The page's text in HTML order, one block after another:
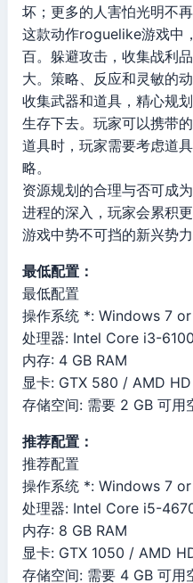
坏；更多的人害怕光明不再
这款动作roguelike游戏中
百。躲避攻击，收集战利
大。策略、反应和灵敏的
收集武器和道具，精心规
生存下去。玩家可以携带
道具时，玩家需要考虑道
略。
资源规划的合理与否可成
进程的深入，玩家会累积
游戏中势不可挡的新兴势力
最低配置：
最低配置
操作系统 *: Windows 7
处理器: Intel Core i3-
内存: 4 GB RAM
显卡: GTX 580 / AMD
存储空间: 需要 2 GB 可用
推荐配置：
推荐配置
操作系统 *: Windows 7
处理器: Intel Core i5-
内存: 8 GB RAM
显卡: GTX 1050 / AMD
存储空间: 需要 4 GB 可用